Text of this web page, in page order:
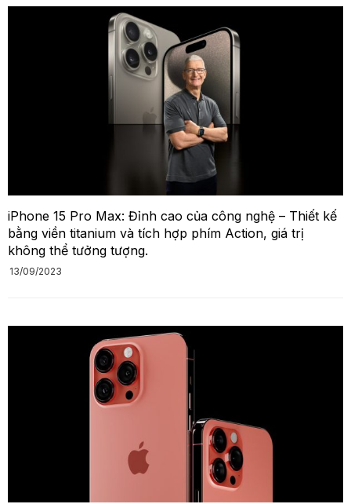
iPhone 15 Pro Max: Đỉnh cao của công nghệ – Thiết kế
bằng viền titanium và tích hợp phím Action, giá trị
không thể tưởng tượng.
13/09/2023